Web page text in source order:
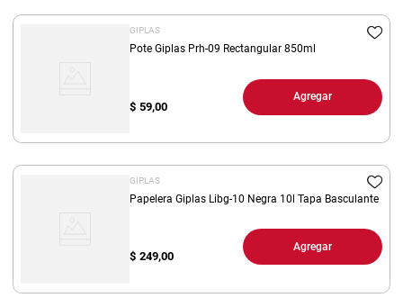
GIPLAS
Pote Giplas Prh-09 Rectangular 850ml
$ 59,00
Agregar
GIPLAS
Papelera Giplas Libg-10 Negra 10l Tapa Basculante
$ 249,00
Agregar